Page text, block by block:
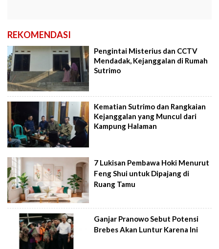
REKOMENDASI
Pengintai Misterius dan CCTV
Mendadak, Kejanggalan di Rumah
Sutrimo
Kematian Sutrimo dan Rangkaian
Kejanggalan yang Muncul dari
Kampung Halaman
7 Lukisan Pembawa Hoki Menurut
Feng Shui untuk Dipajang di
Ruang Tamu
Ganjar Pranowo Sebut Potensi
Brebes Akan Luntur Karena Ini